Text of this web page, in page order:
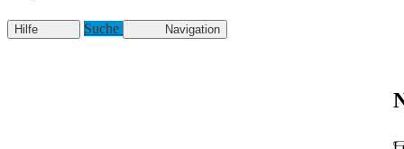
Hilfe Suche Navigation